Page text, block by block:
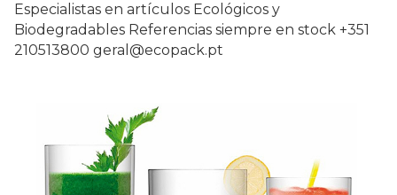
Especialistas en artículos Ecológicos y
Biodegradables Referencias siempre en stock +351
210513800 geral@ecopack.pt